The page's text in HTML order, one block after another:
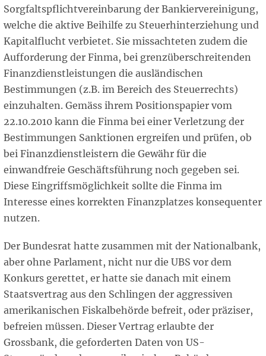
Sorgfaltspflichtvereinbarung der Bankiervereinigung,
welche die aktive Beihilfe zu Steuerhinterziehung und
Kapitalflucht verbietet. Sie missachteten zudem die
Aufforderung der Finma, bei grenzüberschreitenden
Finanzdienstleistungen die ausländischen
Bestimmungen (z.B. im Bereich des Steuerrechts)
einzuhalten. Gemäss ihrem Positionspapier vom
22.10.2010 kann die Finma bei einer Verletzung der
Bestimmungen Sanktionen ergreifen und prüfen, ob
bei Finanzdienstleistern die Gewähr für die
einwandfreie Geschäftsführung noch gegeben sei.
Diese Eingriffsmöglichkeit sollte die Finma im
Interesse eines korrekten Finanzplatzes konsequenter
nutzen.
Der Bundesrat hatte zusammen mit der Nationalbank,
aber ohne Parlament, nicht nur die UBS vor dem
Konkurs gerettet, er hatte sie danach mit einem
Staatsvertrag aus den Schlingen der aggressiven
amerikanischen Fiskalbehörde befreit, oder präziser,
befreien müssen. Dieser Vertrag erlaubte der
Grossbank, die geforderten Daten von US-